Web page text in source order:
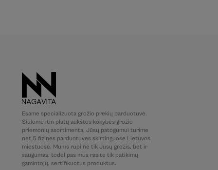
Esame specializuota grožio prekių parduotuvė.
Siūlome itin platų aukštos kokybės grožio
priemonių asortimentą. Jūsų patogumui turime
net 5 fizines parduotuves skirtinguose Lietuvos
miestuose. Mums rūpi ne tik Jūsų grožis, bet ir
saugumas, todėl pas mus rasite tik patikimų
gamintojų, sertifikuotus produktus.